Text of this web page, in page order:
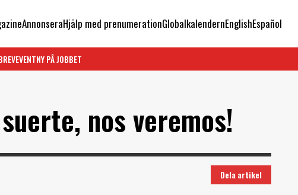
AnnonseraHjälp med prenumerationGlobalkalendernEnglishEspañol
EVENTNY PÅ JOBBET
nos veremos!
Dela artikel